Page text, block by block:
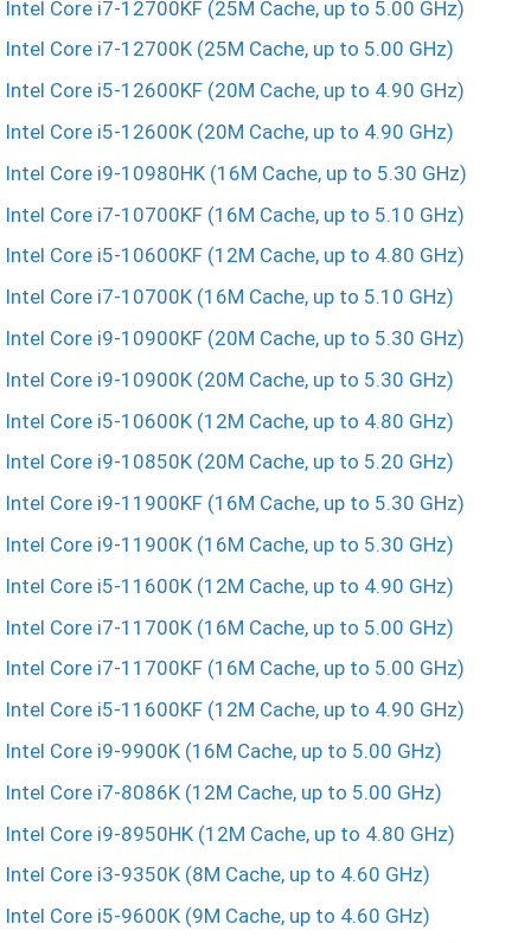
Intel Core i7-12700KF (25M Cache, up to 5.00 GHz)
Intel Core i7-12700K (25M Cache, up to 5.00 GHz)
Intel Core i5-12600KF (20M Cache, up to 4.90 GHz)
Intel Core i5-12600K (20M Cache, up to 4.90 GHz)
Intel Core i9-10980HK (16M Cache, up to 5.30 GHz)
Intel Core i7-10700KF (16M Cache, up to 5.10 GHz)
Intel Core i5-10600KF (12M Cache, up to 4.80 GHz)
Intel Core i7-10700K (16M Cache, up to 5.10 GHz)
Intel Core i9-10900KF (20M Cache, up to 5.30 GHz)
Intel Core i9-10900K (20M Cache, up to 5.30 GHz)
Intel Core i5-10600K (12M Cache, up to 4.80 GHz)
Intel Core i9-10850K (20M Cache, up to 5.20 GHz)
Intel Core i9-11900KF (16M Cache, up to 5.30 GHz)
Intel Core i9-11900K (16M Cache, up to 5.30 GHz)
Intel Core i5-11600K (12M Cache, up to 4.90 GHz)
Intel Core i7-11700K (16M Cache, up to 5.00 GHz)
Intel Core i7-11700KF (16M Cache, up to 5.00 GHz)
Intel Core i5-11600KF (12M Cache, up to 4.90 GHz)
Intel Core i9-9900K (16M Cache, up to 5.00 GHz)
Intel Core i7-8086K (12M Cache, up to 5.00 GHz)
Intel Core i9-8950HK (12M Cache, up to 4.80 GHz)
Intel Core i3-9350K (8M Cache, up to 4.60 GHz)
Intel Core i5-9600K (9M Cache, up to 4.60 GHz)